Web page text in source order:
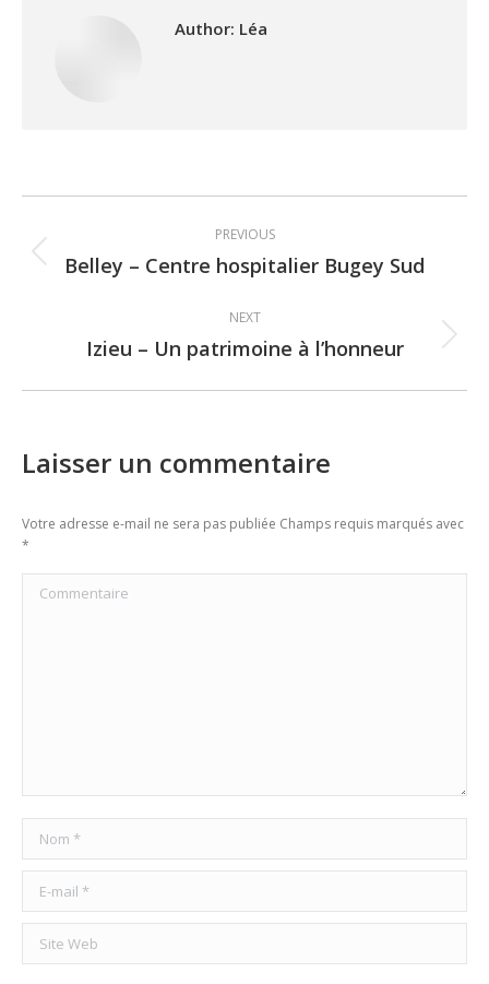
Author: Léa
navigation
PREVIOUS
Previous
Belley – Centre hospitalier Bugey Sud
NEXT
Next
Izieu – Un patrimoine à l’honneur
Laisser un commentaire
Votre adresse e-mail ne sera pas publiée Champs requis marqués avec
*
Commentaire
Nom *
E-mail *
Site Web